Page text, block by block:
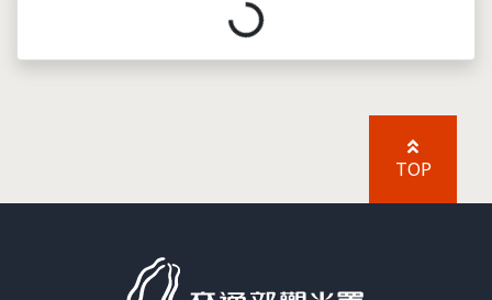
載入中...
TOP